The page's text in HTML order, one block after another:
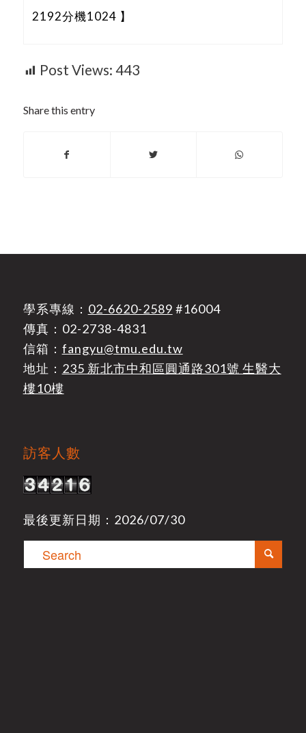
2192分機1024 】
Post Views: 443
Share this entry
學系專線： 02-6620-2589 #16004
傳真：02-2738-4831
信箱： fangyu@tmu.edu.tw
地址： 235 新北市中和區圓通路301號 生醫大
樓10樓
訪客人數
最後更新日期：2026/07/30